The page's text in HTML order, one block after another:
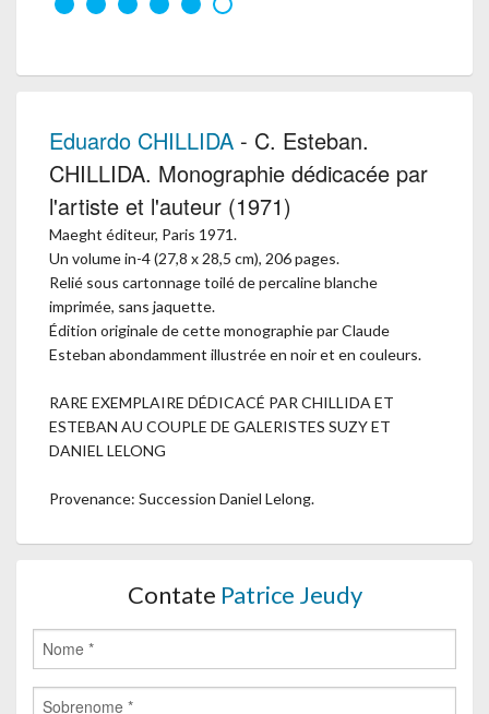
Eduardo CHILLIDA - C. Esteban.
CHILLIDA. Monographie dédicacée par
l'artiste et l'auteur (1971)
Maeght éditeur, Paris 1971.
Un volume in-4 (27,8 x 28,5 cm), 206 pages.
Relié sous cartonnage toilé de percaline blanche
imprimée, sans jaquette.
Édition originale de cette monographie par Claude
Esteban abondamment illustrée en noir et en couleurs.
RARE EXEMPLAIRE DÉDICACÉ PAR CHILLIDA ET
ESTEBAN AU COUPLE DE GALERISTES SUZY ET
DANIEL LELONG
Provenance: Succession Daniel Lelong.
Contate Patrice Jeudy